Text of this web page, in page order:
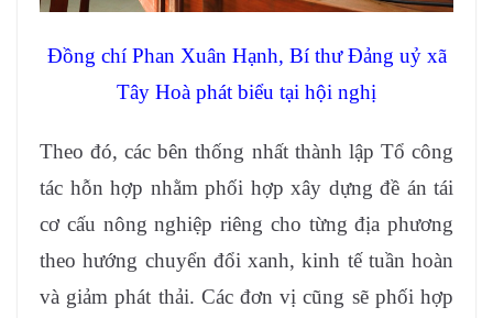
Đồng chí Phan Xuân Hạnh, Bí thư Đảng uỷ xã
Tây Hoà phát biểu tại hội nghị
Theo đó, các bên thống nhất thành lập Tổ công
tác hỗn hợp nhằm phối hợp xây dựng đề án tái
cơ cấu nông nghiệp riêng cho từng địa phương
theo hướng chuyển đổi xanh, kinh tế tuần hoàn
và giảm phát thải. Các đơn vị cũng sẽ phối hợp